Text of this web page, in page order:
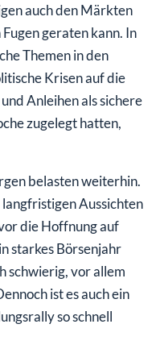
auch den Märkten
geraten kann. In
Themen in den
Krisen auf die
Anleihen als sichere
zugelegt hatten,
belasten weiterhin.
Aussichten
die Hoffnung auf
starkes Börsenjahr
schwierig, vor allem
ist es auch ein
so schnell